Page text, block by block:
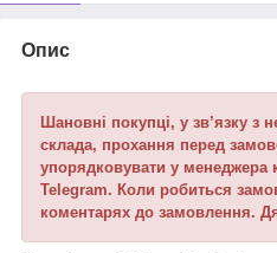
Опис
Шановні покупці, у зв’язку з
склада, прохання перед
упорядковувати у менеджера
Telegram. Коли робиться
коментарях до замовлення.